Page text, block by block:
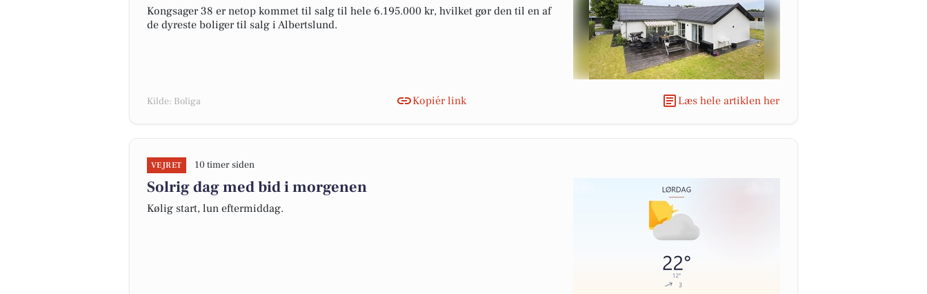
Kongsager 38 er netop kommet til salg til hele 6.195.000 kr, hvilket gør den til en af
de dyreste boliger til salg i Albertslund.
Kilde: Boliga Kopiér link Læs hele artiklen her
VEJRET 10 timer siden
Solrig dag med bid i morgenen
Kølig start, lun eftermiddag.